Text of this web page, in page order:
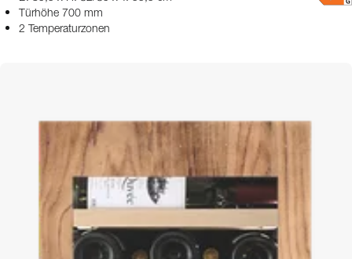
Türhöhe 700 mm
2 Temperaturzonen